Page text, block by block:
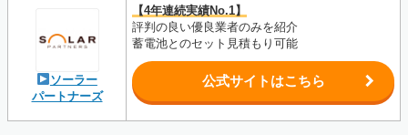
ソーラー
パートナーズ
【4年連続実績No.1】
評判の良い優良業者のみを紹介
蓄電池とのセット見積もり可能
公式サイトはこちら